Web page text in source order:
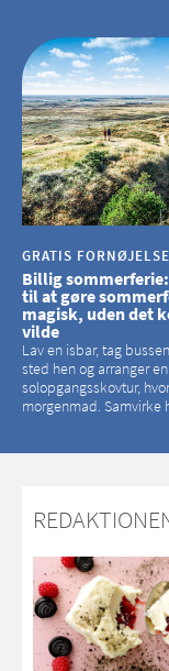
hvilke kirker, der er en
GRATIS
Billig
til at gøre
magisk, uden det
vilde
Lav en isbar, tag
sted hen og arranger en
solopgangsskovtur,
morgenmad. Samvirke